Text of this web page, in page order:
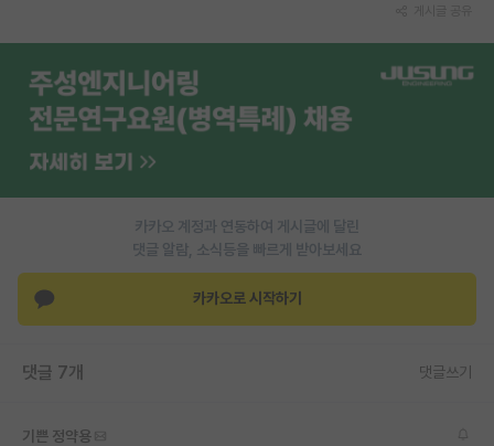
학술 정보 게시판
홍보 게시판
커리어
유학교육
재팬라운지 🌸
카카오 계정과 연동하여 게시글에 달린
댓글 알람, 소식등을 빠르게 받아보세요
카카오로 시작하기
댓글 7개 댓글쓰기
기쁜 정약용